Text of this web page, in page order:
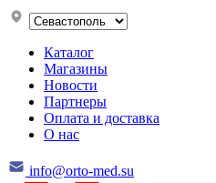
Каталог
Магазины
Новости
Партнеры
Оплата и доставка
О нас
info@orto-med.su